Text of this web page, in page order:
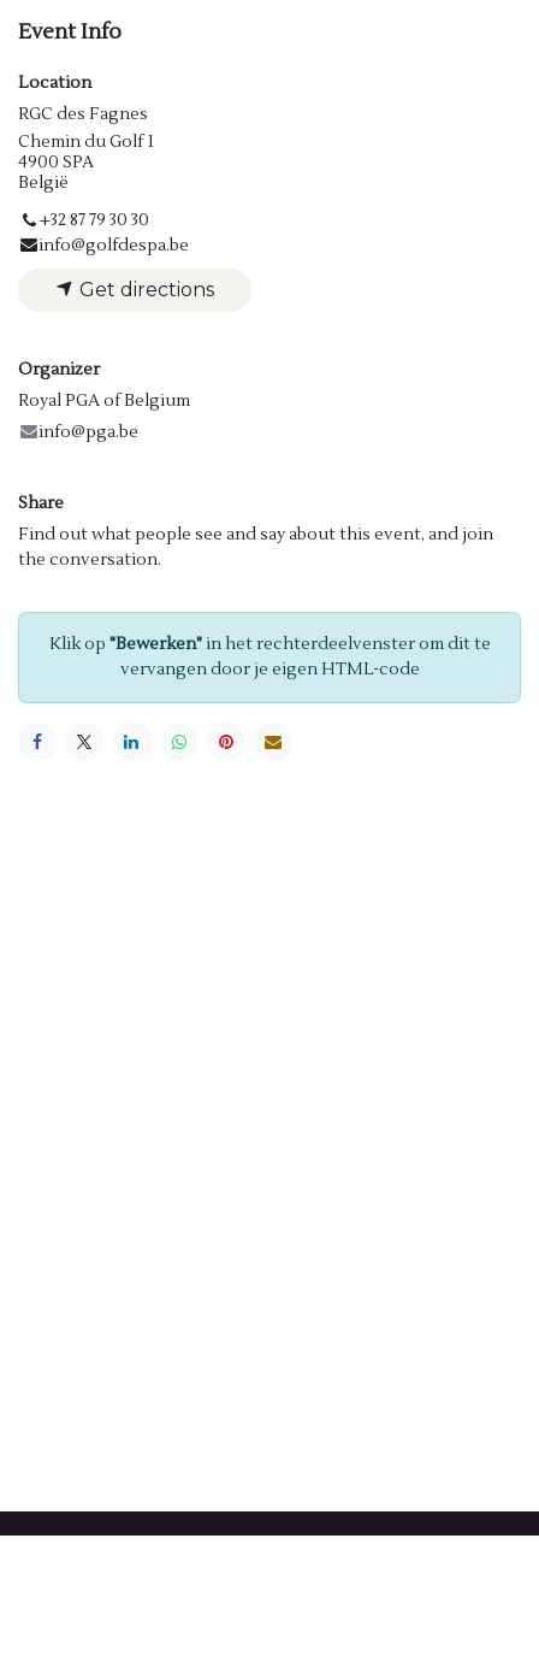
Event Info
Location
RGC des Fagnes
Chemin du Golf 1
4900 SPA
België
+32 87 79 30 30
info@golfdespa.be
Get directions
Organizer
Royal PGA of Belgium
info@pga.be
Share
Find out what people see and say about this event, and join
the conversation.
Klik op "Bewerken"in het rechterdeelvenster om dit te
vervangen door je eigen HTML-code